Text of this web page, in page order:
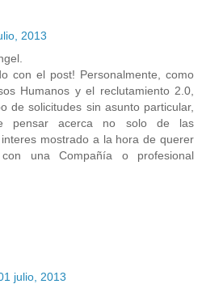
2013
con el post! Personalmente, como
Humanos y el reclutamiento 2.0,
de solicitudes sin asunto particular,
pensar acerca no solo de las
mostrado a la hora de querer
una Compañía o profesional
julio, 2013